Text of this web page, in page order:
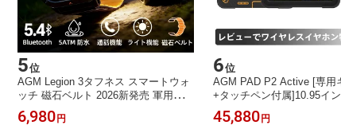
5位
AGM Legion 3タフネス スマートウォ
ッチ 磁石ベルト 2026新発売 軍用規格
5ATM防水 IP68防塵 1.95インチ画面
高解像度AMOLEDディスプレイ 懐中
6,980円
6位
AGM PAD P2 Active [専用
+タッチペン付属]10.95イ
防水タブレット MediaTek
（8+8） RAM+256GB
45,880円